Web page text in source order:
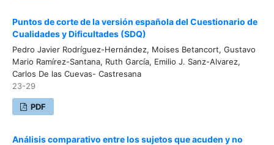
Puntos de corte de la versión española del Cuestionario de
Cualidades y Dificultades (SDQ)
Pedro Javier Rodríguez-Hernández, Moises Betancort, Gustavo
Mario Ramírez-Santana, Ruth García, Emilio J. Sanz-Alvarez,
Carlos De las Cuevas- Castresana
23-29
PDF
Análisis comparativo entre los sujetos que acuden y no